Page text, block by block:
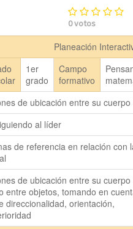
0votos
Planeación
1er
grado
Campo
formativo
de ubicación entre su
al líder
de referencia en relación con
de ubicación entre su cuerpo
entre objetos, tomando en
direccionalidad, orientación,